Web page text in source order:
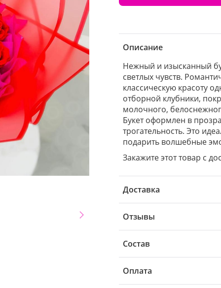
Описание
Нежный и изысканный
светлых чувств.
классическую красоту
отборной клубники,
молочного,
Букет оформлен в
трогательность. Это
подарить волшебные
Закажите этот товар с
Доставка
Отзывы
Состав
Оплата